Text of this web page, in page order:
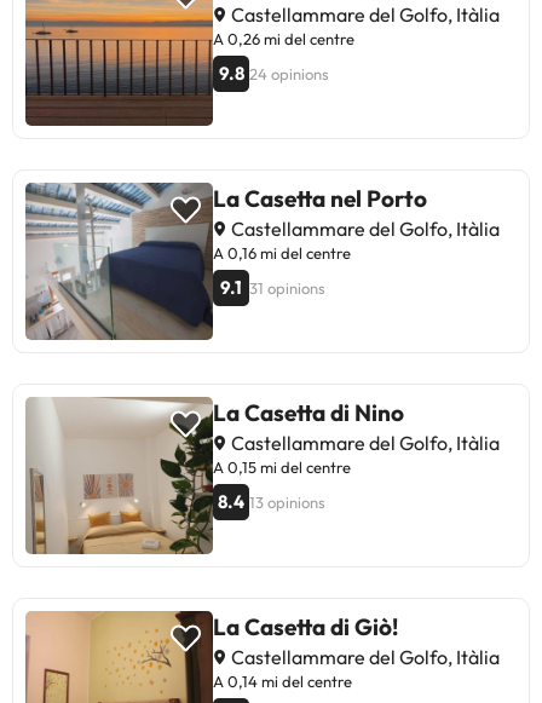
Castellammare del Golfo, Itàlia
A 0,26 mi del centre
9.8 24 opinions
La Casetta nel Porto
Castellammare del Golfo, Itàlia
A 0,16 mi del centre
9.1 31 opinions
La Casetta di Nino
Castellammare del Golfo, Itàlia
A 0,15 mi del centre
8.4 13 opinions
La Casetta di Giò!
Castellammare del Golfo, Itàlia
A 0,14 mi del centre